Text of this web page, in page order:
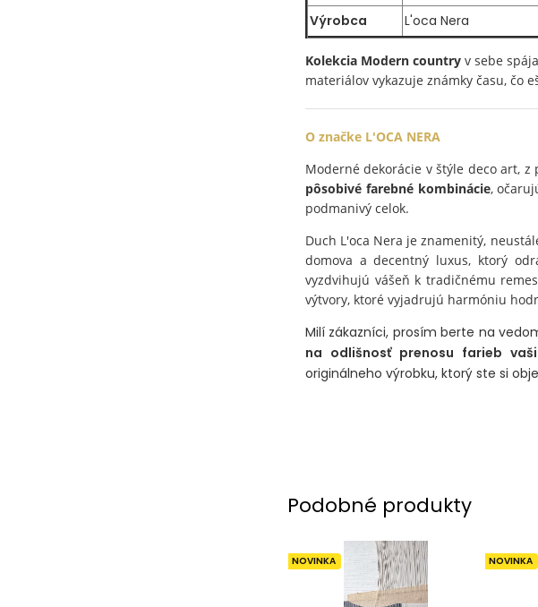
Výrobca
L'oca Nera
Kolekcia Modern countryv sebe
materiálov vykazuje známky času,
O značke L'OCA NERA
Moderné dekorácie v štýle deco art, z
pôsobivé farebné kombinácie,
podmanivý celok.
Duch L'oca Nera je znamenitý,
domova a decentný luxus, ktorý
vyzdvihujú vášeň k tradičnému
výtvory, ktoré vyjadrujú harmóniu
Milí zákazníci, prosím berte na
na odlišnosť prenosu farieb
originálneho výrobku, ktorý ste si
Podobné produkty
NOVINKA NOVINKA